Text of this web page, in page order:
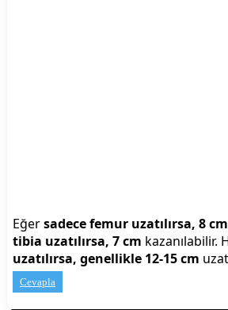
Eğersadece femur uzatılırsa, 8 cm
tibia uzatılırsa, 7 cm kazanılabilir.
uzatılırsa, genellikle 12-15 cm
Cevapla